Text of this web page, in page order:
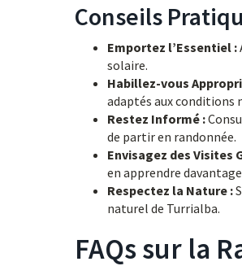
Conseils
Emportez l’Essentiel :
solaire.
Habillez-vous
adaptés aux conditions
Restez Informé :
de partir en randonnée.
Envisagez des Visites
en apprendre
Respectez la Nature :
naturel de Turrialba.
FAQs sur la